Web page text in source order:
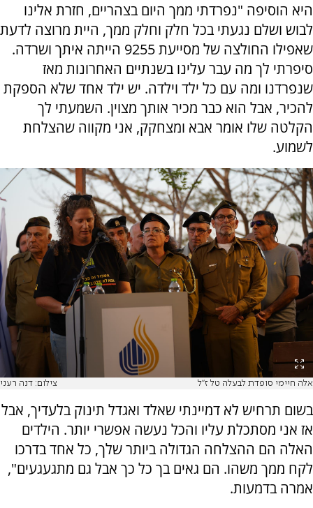
היא הוסיפה "נפרדתי ממך היום בצהריים, חזרת אלינו
לבוש ושלם נגעתי בכל חלק וחלק ממך, היית מרוצה לדעת
שאפילו החולצה של מסייעת 9255 הייתה איתך ושרדה.
סיפרתי לך מה עבר עלינו בשנתיים האחרונות מאז
שנפרדנו ומה עם כל ילד וילדה. יש ילד אחד שלא הספקת
להכיר, אבל הוא כבר מכיר אותך מצוין. השמעתי לך
הקלטה שלו אומר אבא ומצחקק, אני מקווה שהצלחת
לשמוע.
אלה חיימי סופדת לבעלה טל ז"ל צילום: דנה רעני
בשום תרחיש לא דמיינתי שאלד ואגדל תינוק בלעדיך, אבל
אז אני מסתכלת עליו והכל נעשה אפשרי יותר. הילדים
האלה הם ההצלחה הגדולה ביותר שלך, כל אחד בדרכו
לקח ממך משהו. הם גאים בך כל כך אבל גם מתגעגעים",
אמרה בדמעות.